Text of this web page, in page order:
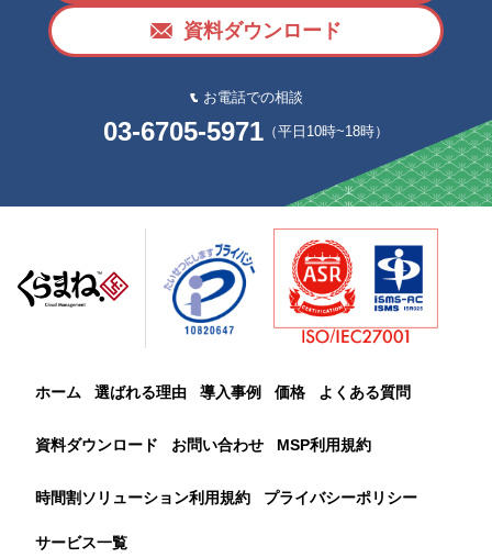
資料ダウンロード
お電話での相談
03-6705-5971 （平日10時~18時）
ホーム 選ばれる理由 導入事例 価格 よくある質問
資料ダウンロード お問い合わせ MSP利用規約
時間割ソリューション利用規約 プライバシーポリシー
サービス一覧